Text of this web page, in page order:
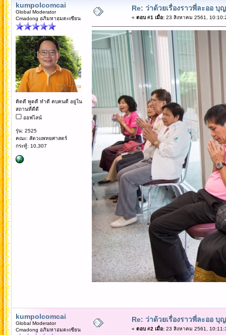
kumpolcomcai
Global Moderator
Cmadong อภิมหาอมตะเซียน
คิดดี พูดดี ทำดี คบคนดี อยู่ใน
สถานที่ดีดี
ออฟไลน์
รุ่น: 2525
คณะ: สัตวแพทยศาสตร์
กระทู้: 10,307
Re: ว่าด้วยเรื่องราวพี่ละออ บุ
« ตอบ #1 เมื่อ:23 สิงหาคม 2561,
kumpolcomcai
Global Moderator
Cmadong อภิมหาอมตะเซียน
Re: ว่าด้วยเรื่องราวพี่ละออ บุ
« ตอบ #2 เมื่อ:23 สิงหาคม 2561,